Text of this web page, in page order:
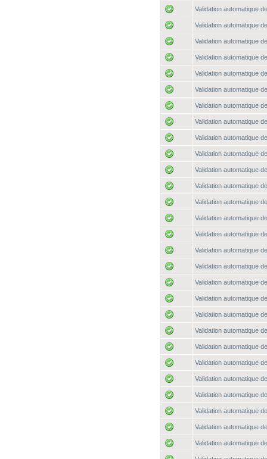
Validation automatique
Validation automatique
Validation automatique
Validation automatique
Validation automatique
Validation automatique
Validation automatique
Validation automatique
Validation automatique
Validation automatique
Validation automatique
Validation automatique
Validation automatique
Validation automatique
Validation automatique
Validation automatique
Validation automatique
Validation automatique
Validation automatique
Validation automatique
Validation automatique
Validation automatique
Validation automatique
Validation automatique
Validation automatique
Validation automatique
Validation automatique
Validation automatique